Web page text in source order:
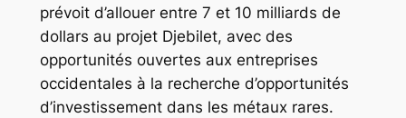
prévoit d’allouer entre 7 et 10 milliards de
dollars au projet Djebilet, avec des
opportunités ouvertes aux entreprises
occidentales à la recherche d’opportunités
d’investissement dans les métaux rares.